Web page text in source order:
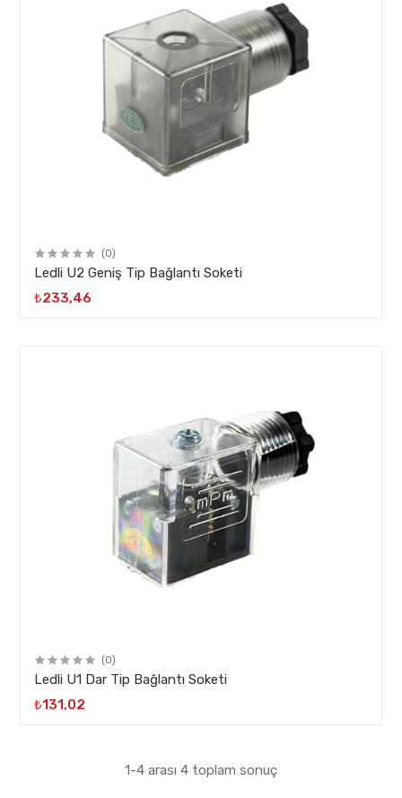
(0)
Ledli U2 Geniş Tip Bağlantı Soketi
₺233,46
(0)
Ledli U1 Dar Tip Bağlantı Soketi
₺131,02
1-4 arası 4 toplam sonuç